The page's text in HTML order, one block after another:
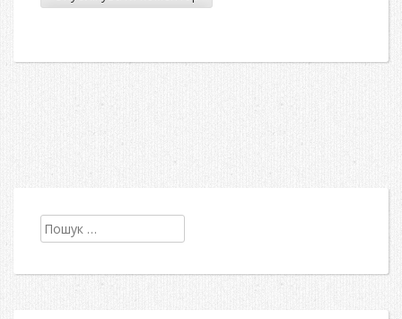
Пошук: